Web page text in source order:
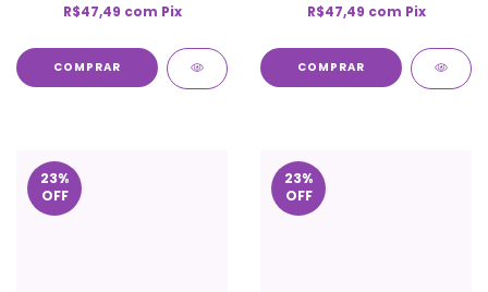
R$47,49 com Pix
COMPRAR
R$47,49 com Pix
COMPRAR
23%
OFF
23%
OFF